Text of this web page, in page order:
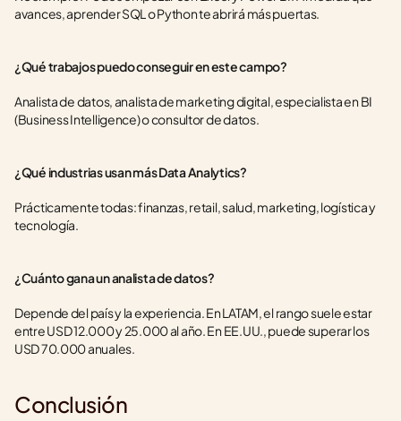
avances, aprender SQL o Python te abrirá más puertas.
¿Qué trabajos puedo conseguir en este campo?
Analista de datos, analista de marketing digital, especialista en BI
(Business Intelligence) o consultor de datos.
¿Qué industrias usan más Data Analytics?
Prácticamente todas: finanzas, retail, salud, marketing, logística y
tecnología.
¿Cuánto gana un analista de datos?
Depende del país y la experiencia. En LATAM, el rango suele estar
entre USD 12.000 y 25.000 al año. En EE.UU., puede superar los
USD 70.000 anuales.
Conclusión